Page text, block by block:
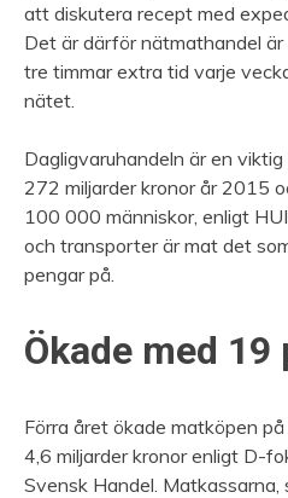
att diskutera recept med
Det är därför nätmathandel
tre timmar extra tid varje
nätet.
Dagligvaruhandeln är en
272 miljarder kronor år 2015
100 000 människor, enligt
och transporter är mat det
pengar på.
Ökade med 19
Förra året ökade matköpen
4,6 miljarder kronor enligt D-
Svensk Handel. Matkassarna,